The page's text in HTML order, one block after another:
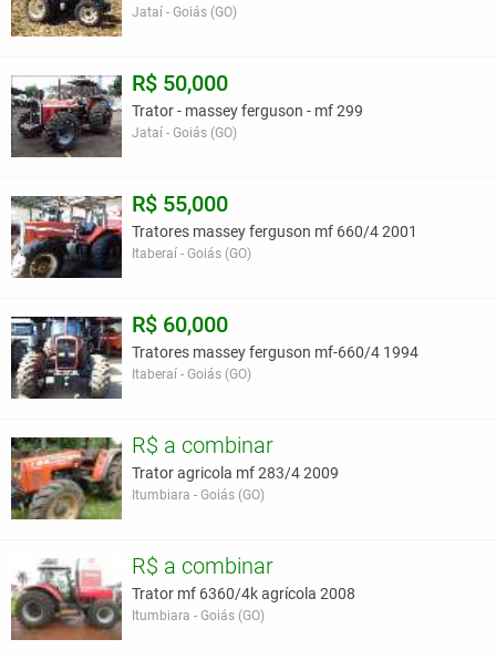
Jataí - Goiás (GO)
R$ 50,000
Trator - massey ferguson - mf 299
Jataí - Goiás (GO)
R$ 55,000
Tratores massey ferguson mf 660/4 2001
Itaberaí - Goiás (GO)
R$ 60,000
Tratores massey ferguson mf-660/4 1994
Itaberaí - Goiás (GO)
R$ a combinar
Trator agricola mf 283/4 2009
Itumbiara - Goiás (GO)
R$ a combinar
Trator mf 6360/4k agrícola 2008
Itumbiara - Goiás (GO)